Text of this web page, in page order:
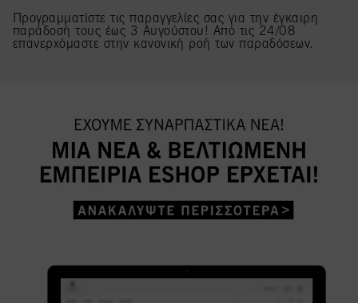
Προγραμματίστε τις παραγγελίες σας για την έγκαιρη
παράδοσή τους έως 3 Αυγούστου! Από τις 24/08
επανερχόμαστε στην κανονική ροή των παραδόσεων.